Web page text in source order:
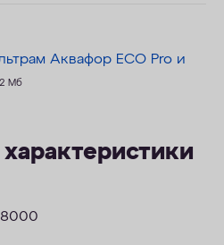
Аквафор ECO Pro и
2 Мб
8000